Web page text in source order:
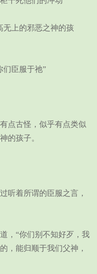
上的邪恶之神的孩
臣服于祂”
点古怪，似乎有点类似
的孩子。
听着所谓的臣服之言，
，“你们别不知好歹，我
，能归顺于我们父神，